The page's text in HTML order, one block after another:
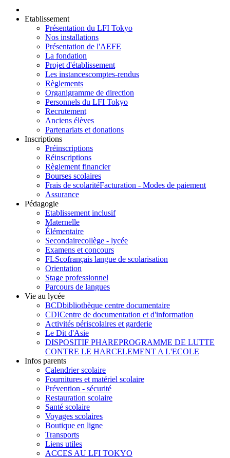
Etablissement
Présentation du LFI Tokyo
Nos installations
Présentation de l'AEFE
La fondation
Projet d'établissement
Les instancescomptes-rendus
Règlements
Organigramme de direction
Personnels du LFI Tokyo
Recrutement
Anciens élèves
Partenariats et donations
Inscriptions
Préinscriptions
Réinscriptions
Règlement financier
Bourses scolaires
Frais de scolaritéFacturation - Modes de paiement
Assurance
Pédagogie
Etablissement inclusif
Maternelle
Élémentaire
Secondairecollège - lycée
Examens et concours
FLScofrançais langue de scolarisation
Orientation
Stage professionnel
Parcours de langues
Vie au lycée
BCDbibliothèque centre documentaire
CDICentre de documentation et d'information
Activités périscolaires et garderie
Le Dit d'Asie
DISPOSITIF PHAREPROGRAMME DE LUTTE
CONTRE LE HARCELEMENT A L'ECOLE
Infos parents
Calendrier scolaire
Fournitures et matériel scolaire
Prévention - sécurité
Restauration scolaire
Santé scolaire
Voyages scolaires
Boutique en ligne
Transports
Liens utiles
ACCES AU LFI TOKYO